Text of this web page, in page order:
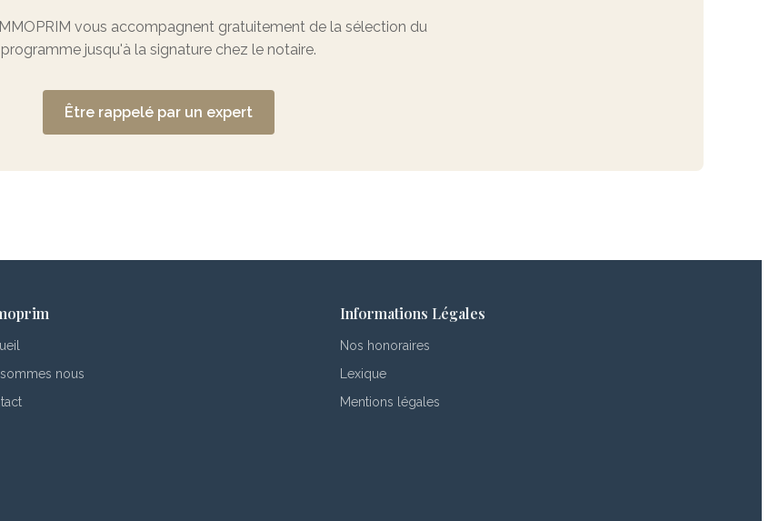
vous accompagnent gratuitement de la sélection du
programme jusqu'à la signature chez le notaire.
Être rappelé par un expert
nous
Informations Légales
Nos honoraires
Lexique
Mentions légales